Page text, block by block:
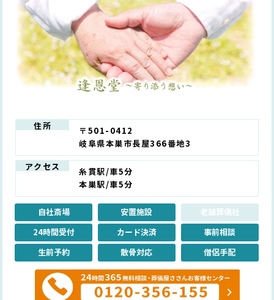
住所
〒501-0412
岐阜県本巣市長屋366番地3
アクセス
糸貫駅/車5分
本巣駅/車5分
自社斎場 安置施設
老舗葬儀社
24時間受付
カード決済
事前相談
生前予約
散骨対応 僧侶手配